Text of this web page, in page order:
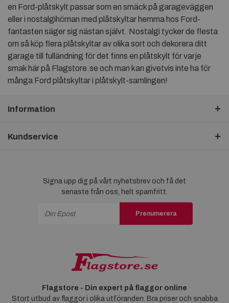
en Ford-plåtskylt passar som en smäck på garageväggen
eller i nostalgihörnan med plåtskyltar hemma hos Ford-
fantasten säger sig nästan självt. Nostalgi tycker de flesta
om så köp flera plåtskyltar av olika sort och dekorera ditt
garage till fulländning för det finns en plåtskylt för varje
smak här på Flagstore.se och man kan givetvis inte ha för
många Ford plåtskyltar i plåtskylt-samlingen!
Information
Kundservice
Signa upp dig på vårt nyhetsbrev och få det
senaste från oss, helt spamfritt.
Prenumerera
Flagstore - Din expert på flaggor online
Stort utbud av flaggor i olika utföranden. Bra priser och snabba